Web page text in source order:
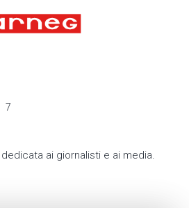
7
ai giornalisti e ai media.